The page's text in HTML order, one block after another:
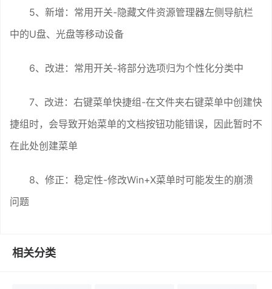
5、新增：常用开关-隐藏文件资源管理器左侧导航栏
中的U盘、光盘等移动设备
6、改进：常用开关-将部分选项归为个性化分类中
7、改进：右键菜单快捷组-在文件夹右键菜单中创建快
捷组时，会导致开始菜单的文档按钮功能错误，因此暂时不
在此处创建菜单
8、修正：稳定性-修改Win+X菜单时可能发生的崩溃
问题
相关分类